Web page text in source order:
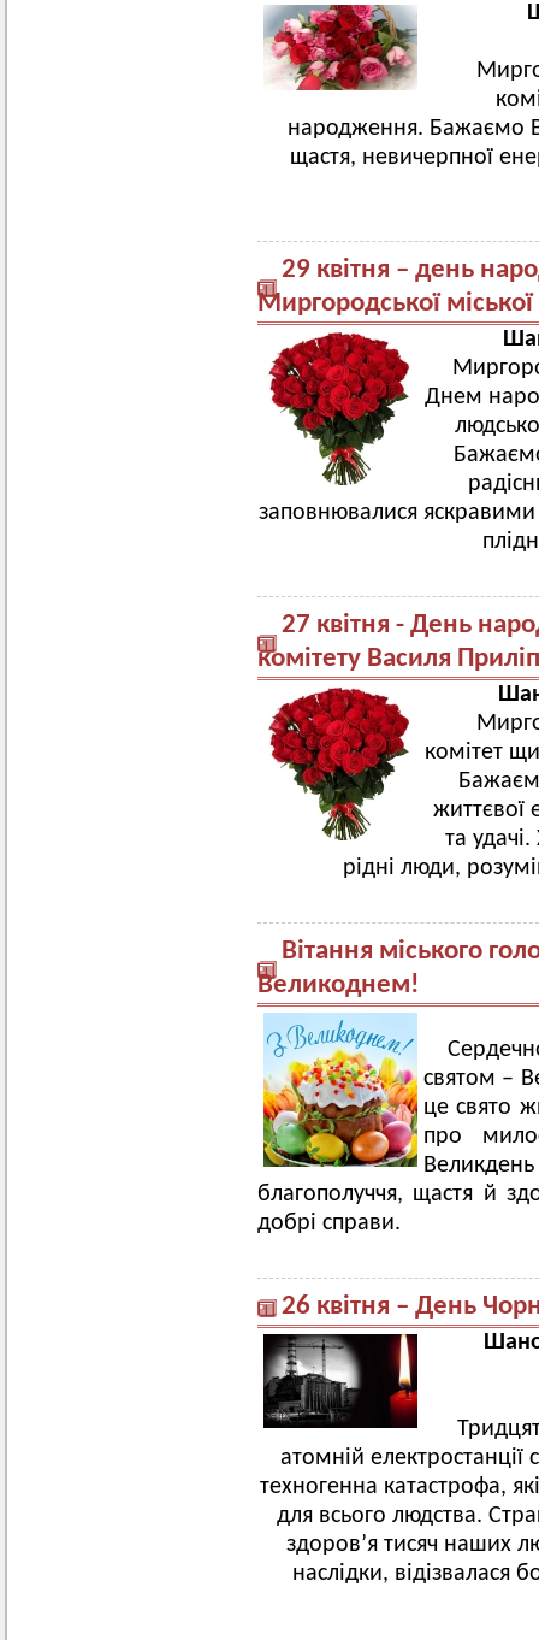
народження. Бажаємо
щастя, невичерпної
29 квітня – день
Миргородської
Днем
заповнювалися
27 квітня - День
комітету Василя
комітет
життєвої
та
рідні люди,
Вітання міського
Великоднем!
святом –
це свято
про
благополуччя, щастя й
добрі справи.
26 квітня – День
атомній електростанції
техногенна катастрофа,
для всього людства.
здоров’я тисяч наших
наслідки, відізвалася